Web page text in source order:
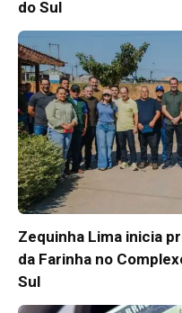
do Sul
Zequinha Lima inicia
da Farinha no
Sul